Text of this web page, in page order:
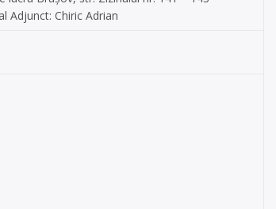
Adjunct: Chiric Adrian